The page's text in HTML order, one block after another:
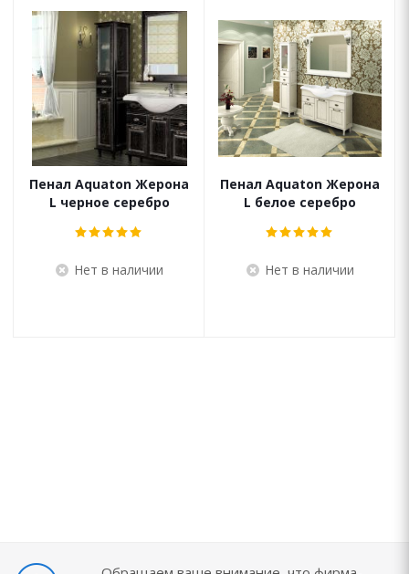
Пенал Aquaton Жерона
L черное серебро
Нет в наличии
Пенал Aquaton Жерона
L белое серебро
Нет в наличии